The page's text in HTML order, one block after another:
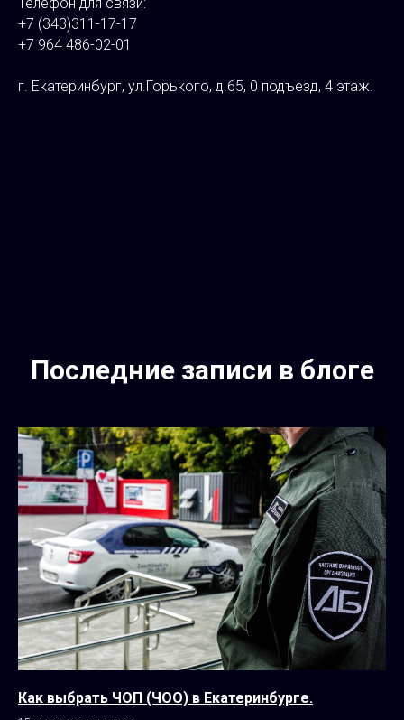
+7 (343)311-17-17
+7 964 486-02-01
г. Екатеринбург, ул.Горького, д.65, 0 подъезд, 4 этаж.
Последние записи в блоге
Как выбрать ЧОП (ЧОО) в Екатеринбурге.